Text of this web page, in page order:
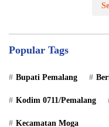
Popular Tags
Bupati Pemalang
Kodim 0711/Pemalang
Kecamatan Moga